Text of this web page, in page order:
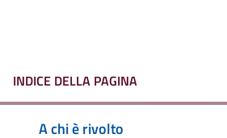
INDICE DELLA PAGINA
A chi è rivolto